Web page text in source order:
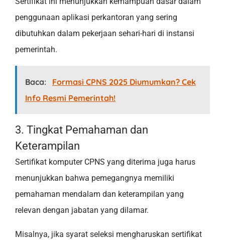
penggunaan aplikasi perkantoran yang sering
dibutuhkan dalam pekerjaan sehari-hari di instansi
pemerintah.
Baca:
Formasi CPNS 2025 Diumumkan? Cek
Info Resmi Pemerintah!
3. Tingkat Pemahaman dan
Keterampilan
Sertifikat komputer CPNS yang diterima juga harus
menunjukkan bahwa pemegangnya memiliki
pemahaman mendalam dan keterampilan yang
relevan dengan jabatan yang dilamar.
Misalnya, jika syarat seleksi mengharuskan sertifikat